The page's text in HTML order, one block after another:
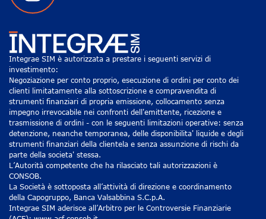
Integrae SIM è autorizzata a prestare i seguenti servizi di
investimento:
Negoziazione per conto proprio, esecuzione di ordini per conto dei
clienti limitatamente alla sottoscrizione e compravendita di
strumenti finanziari di propria emissione, collocamento senza
impegno irrevocabile nei confronti dell'emittente, ricezione e
trasmissione di ordini - con le seguenti limitazioni operative: senza
detenzione, neanche temporanea, delle disponibilita' liquide e degli
strumenti finanziari della clientela e senza assunzione di rischi da
parte della societa' stessa.
L’Autorità competente che ha rilasciato tali autorizzazioni è
CONSOB.
La Società è sottoposta all’attività di direzione e coordinamento
della Capogruppo, Banca Valsabbina S.C.p.A.
Integrae SIM aderisce all’Arbitro per le Controversie Finanziarie